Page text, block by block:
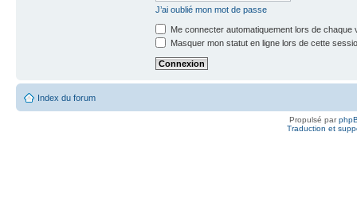
J’ai oublié mon mot de passe
Me connecter automatiquement lors de chaque
Masquer mon statut en ligne lors de cette
Index du forum
Propulsé par
Traduction et